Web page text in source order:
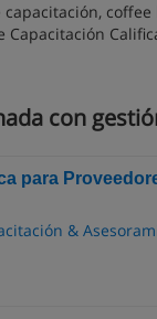
capacitación,
con
para
&